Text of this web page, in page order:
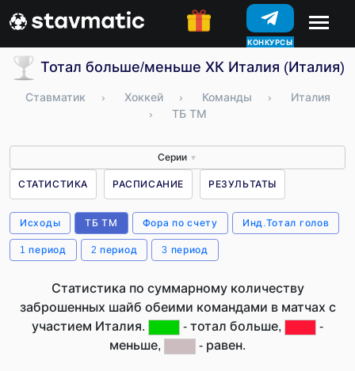
КОНКУРСЫ
Тотал больше/меньше ХК Италия (Италия)
Ставматик › Хоккей › Команды ›
Италия
›
ТБ ТМ
Серии ▼
СТАТИСТИКА РАСПИСАНИЕ РЕЗУЛЬТАТЫ
Исходы ТБ ТМ Фора по счету Инд.Тотал голов
1 период 2 период 3 период
Статистика по суммарному количеству
заброшенных шайб обеими командами в матчах с
участием Италия.
- тотал больше,
-
меньше,
- равен.